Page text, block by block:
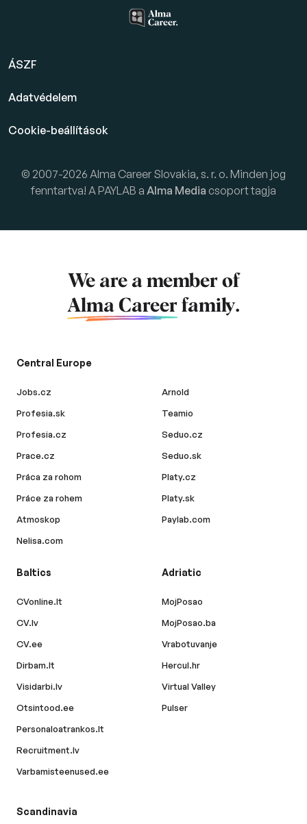
ÁSZF
Adatvédelem
Cookie-beállítások
© 2007-2026 Alma Career Slovakia, s. r. o. Minden jog
fenntartva! A PAYLAB a Alma Media csoport tagja
We are a member of
Alma Career family.
Central Europe
Jobs.cz
Profesia.sk
Profesia.cz
Prace.cz
Práca za rohom
Práce za rohem
Atmoskop
Nelisa.com
Arnold
Teamio
Seduo.cz
Seduo.sk
Platy.cz
Platy.sk
Paylab.com
Baltics
CVonline.lt
CV.lv
CV.ee
Dirbam.lt
Visidarbi.lv
Otsintood.ee
Personaloatrankos.lt
Recruitment.lv
Varbamisteenused.ee
Adriatic
MojPosao
MojPosao.ba
Vrabotuvanje
Hercul.hr
Virtual Valley
Pulser
Scandinavia